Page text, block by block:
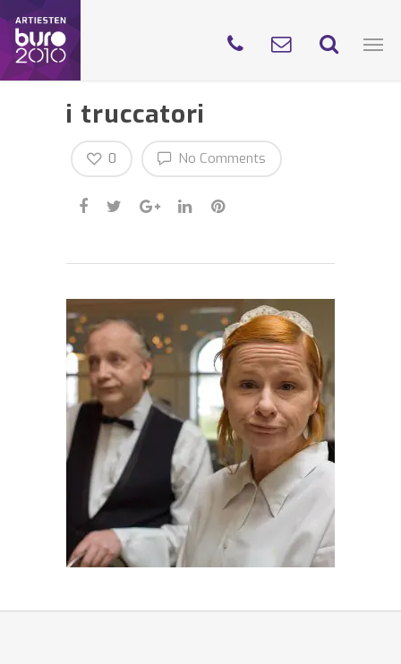
i truccatori
No Comments
0